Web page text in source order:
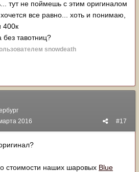
тут не поймешь с этим оригиналом
все равно... хоть и понимаю,
400к
без тавотниц?
snowdeath
#17
2016
стоимости наших шаровых Blue